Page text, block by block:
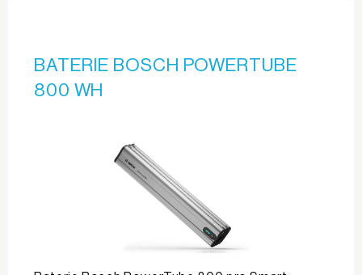
BATERIE BOSCH POWERTUBE
800 WH